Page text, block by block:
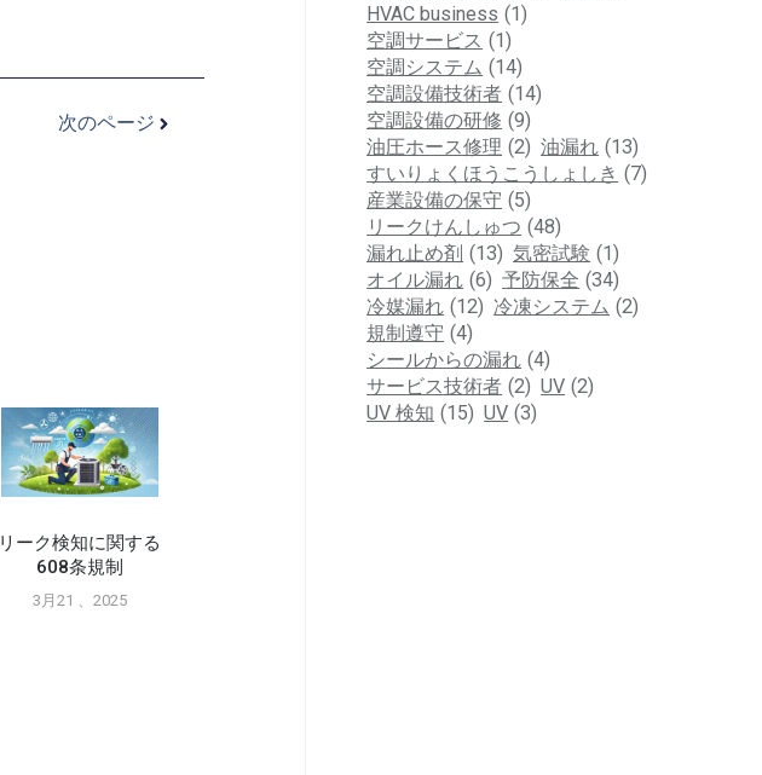
次のページ
リーク検知に関する
608条規制
3月21 、2025
HVAC business (1)
空調サービス (1)
空調システム (14)
空調設備技術者 (14)
空調設備の研修 (9)
油圧ホース修理 (2) 油漏れ (13)
すいりょくほうこうしょしき (7)
産業設備の保守 (5)
リークけんしゅつ (48)
漏れ止め剤 (13) 気密試験 (1)
オイル漏れ (6) 予防保全 (34)
冷媒漏れ (12) 冷凍システム (2)
規制遵守 (4)
シールからの漏れ (4)
サービス技術者 (2) UV (2)
UV 検知 (15) UV (3)